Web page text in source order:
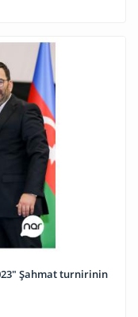
Şahmat turnirinin